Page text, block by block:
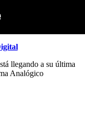
llegando a su última
Analógico